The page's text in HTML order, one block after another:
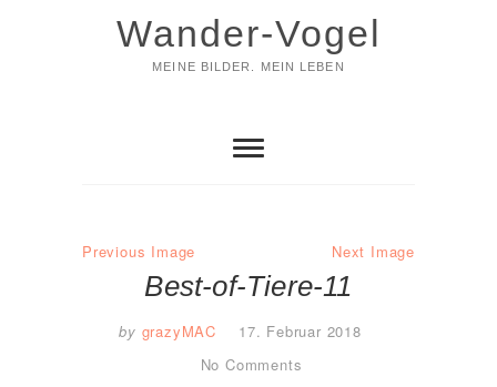
Wander-Vogel
MEINE BILDER. MEIN LEBEN
Previous Image Next Image
Best-of-Tiere-11
by grazyMAC
17. Februar 2018
No Comments